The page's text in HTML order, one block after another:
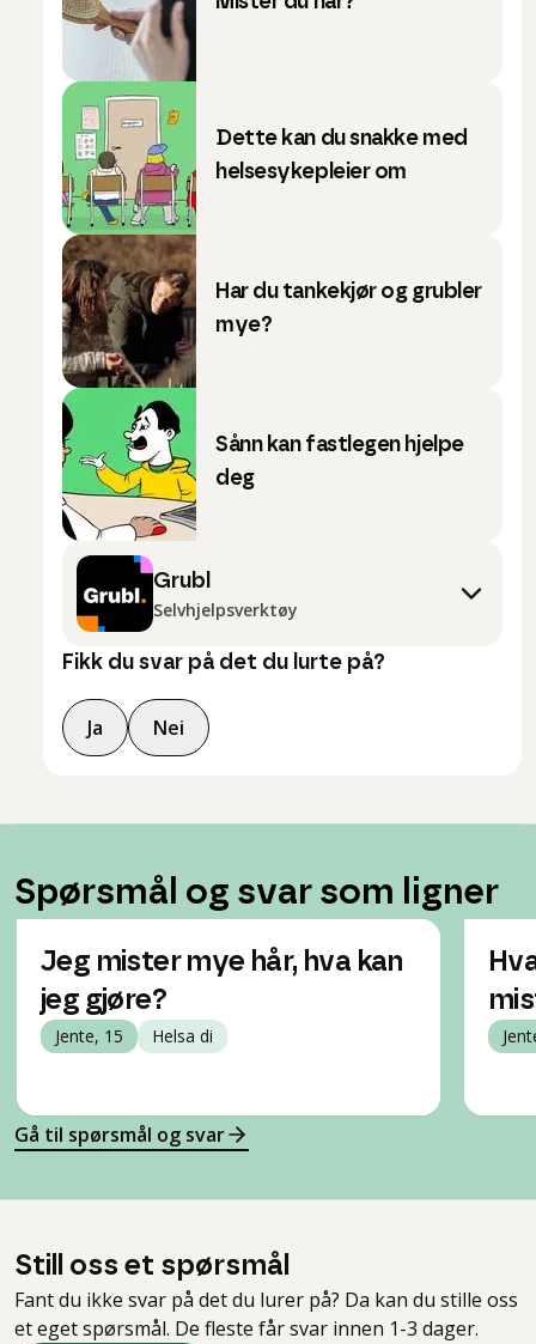
Dette kan du snakke med
helsesykepleier om
Har du tankekjør og grubler
mye?
Sånn kan fastlegen hjelpe
deg
Grubl
Selvhjelpsverktøy
Fikk du svar på det du lurte på?
Ja Nei
Spørsmål og svar som ligner
Jeg mister mye hår, hva kan
jeg gjøre?
Jente, 15 Helsa di
Gå til spørsmål og svar
Still oss et spørsmål
Fant du ikke svar på det du lurer på? Da kan du stille oss
et eget spørsmål. De fleste får svar innen 1-3 dager.